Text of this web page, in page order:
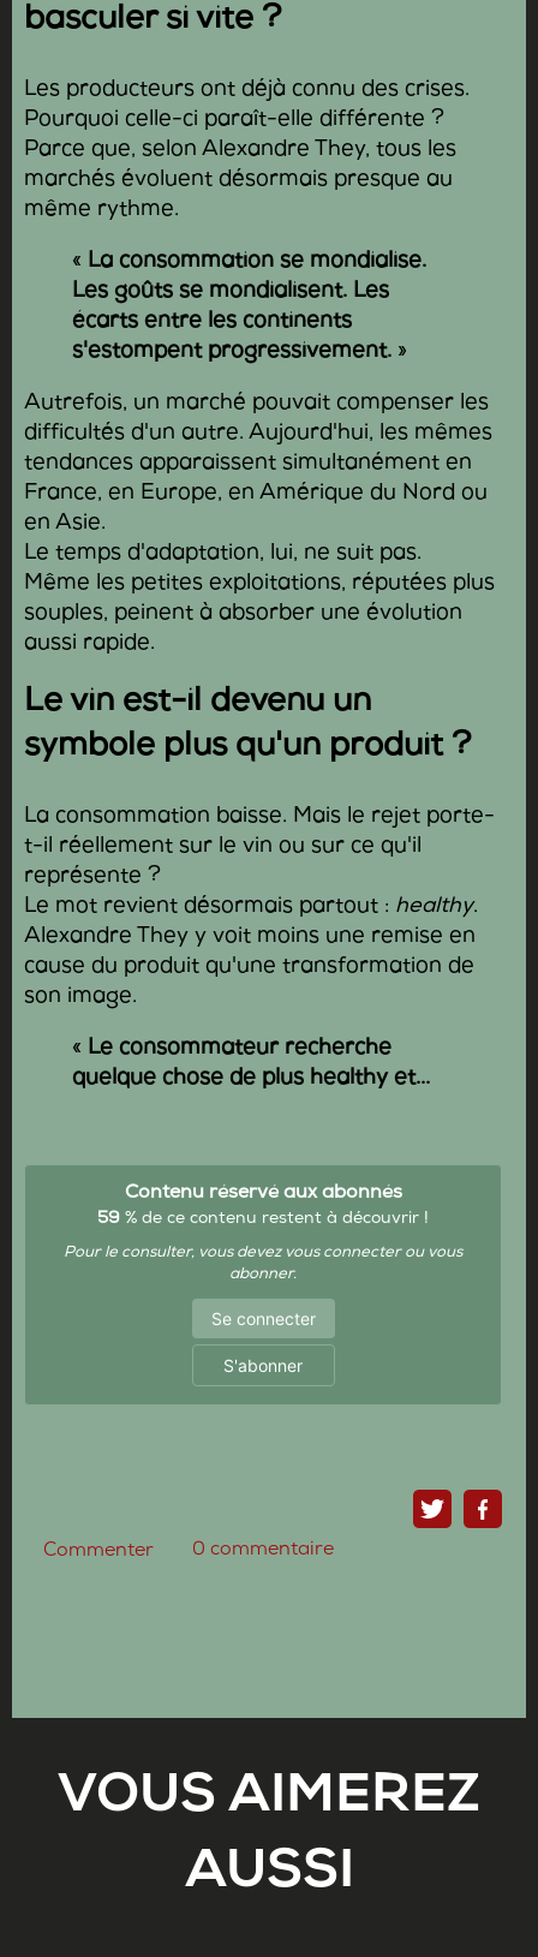
basculer si vite ?
Les producteurs ont déjà connu des crises.
Pourquoi celle-ci paraît-elle différente ?
Parce que, selon Alexandre They, tous les
marchés évoluent désormais presque au
même rythme.
« La consommation se mondialise.
Les goûts se mondialisent. Les
écarts entre les continents
s'estompent progressivement. »
Autrefois, un marché pouvait compenser les
difficultés d'un autre. Aujourd'hui, les mêmes
tendances apparaissent simultanément en
France, en Europe, en Amérique du Nord ou
en Asie.
Le temps d'adaptation, lui, ne suit pas.
Même les petites exploitations, réputées plus
souples, peinent à absorber une évolution
aussi rapide.
Le vin est-il devenu un
symbole plus qu'un produit ?
La consommation baisse. Mais le rejet porte-
t-il réellement sur le vin ou sur ce qu'il
représente ?
Le mot revient désormais partout : healthy.
Alexandre They y voit moins une remise en
cause du produit qu'une transformation de
son image.
« Le consommateur recherche
quelque chose de plus healthy et...
Contenu réservé aux abonnés
59 % de ce contenu restent à découvrir !
Pour le consulter, vous devez vous connecter ou vous
abonner.
Se connecter
S'abonner
0 commentaire
Commenter
VOUS AIMEREZ
AUSSI